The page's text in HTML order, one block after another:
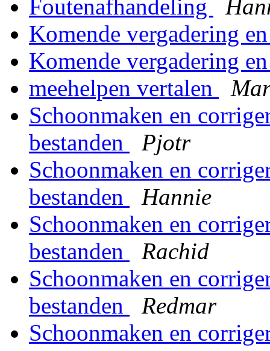
Foutenafhandeling
Komende vergadering
Komende vergadering
meehelpen vertalen
Schoonmaken en
bestanden
Pjotr
Schoonmaken en
bestanden
Hannie
Schoonmaken en
bestanden
Rachid
Schoonmaken en
bestanden
Redmar
Schoonmaken en